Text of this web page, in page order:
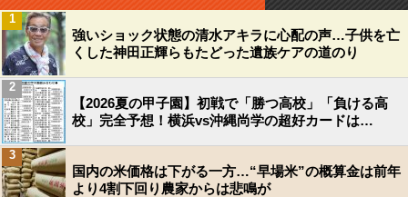
強いショック状態の清水アキラに心配の声…子供を亡
くした神田正輝らもたどった遺族ケアの道のり
1
【2026夏の甲子園】初戦で「勝つ高校」「負ける高
校」完全予想！横浜vs沖縄尚学の超好カードは…
2
国内の米価格は下がる一方…“早場米”の概算金は前年
より4割下回り農家からは悲鳴が
3